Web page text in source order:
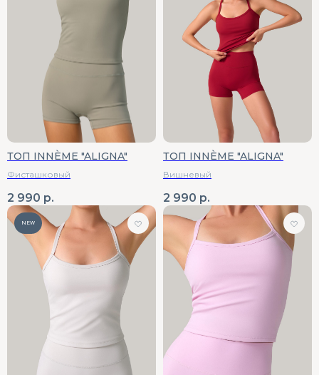
ТОП INNÈME "ALIGNA"
Фисташковый
2 990 р.
ТОП INNÈME "ALIGNA"
Вишневый
2 990 р.
NEW